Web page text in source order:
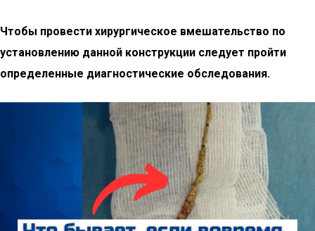
Чтобы провести хирургическое вмешательство по
установлению данной конструкции следует пройти
определенные диагностические обследования.